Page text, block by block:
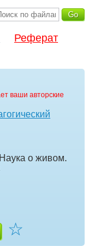
Реферат
ваши авторские
о живом.
☆